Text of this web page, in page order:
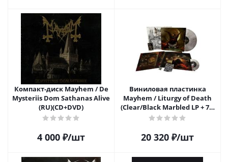
Компакт-диск Mayhem / De
Mysteriis Dom Sathanas Alive
(RU)(CD+DVD)
4 000 ₽/шт
Виниловая пластинка
Mayhem / Liturgy of Death
(Clear/Black Marbled LP + 7")
(LP+7")
20 320 ₽/шт